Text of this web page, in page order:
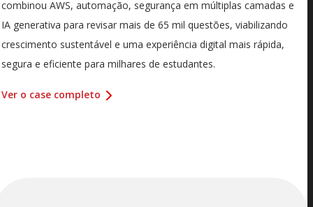
combinou AWS, automação, segurança em múltiplas camadas e
IA generativa para revisar mais de 65 mil questões, viabilizando
crescimento sustentável e uma experiência digital mais rápida,
segura e eficiente para milhares de estudantes.
Ver o case completo